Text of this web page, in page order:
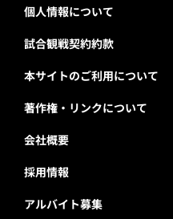
個人情報について
試合観戦契約約款
本サイトのご利用について
著作権・リンクについて
会社概要
採用情報
アルバイト募集